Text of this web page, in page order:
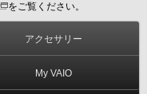
をご覧ください。
アクセサリー
My VAIO